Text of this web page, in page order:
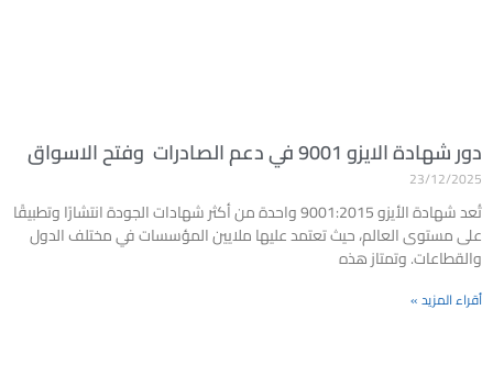
دور شهادة الايزو 9001 في دعم الصادرات وفتح الاسواق
23/12/2025
تُعد شهادة الأيزو 9001:2015 واحدة من أكثر شهادات الجودة انتشارًا وتطبيقًا
على مستوى العالم، حيث تعتمد عليها ملايين المؤسسات في مختلف الدول
والقطاعات. وتمتاز هذه
أقراء المزيد »